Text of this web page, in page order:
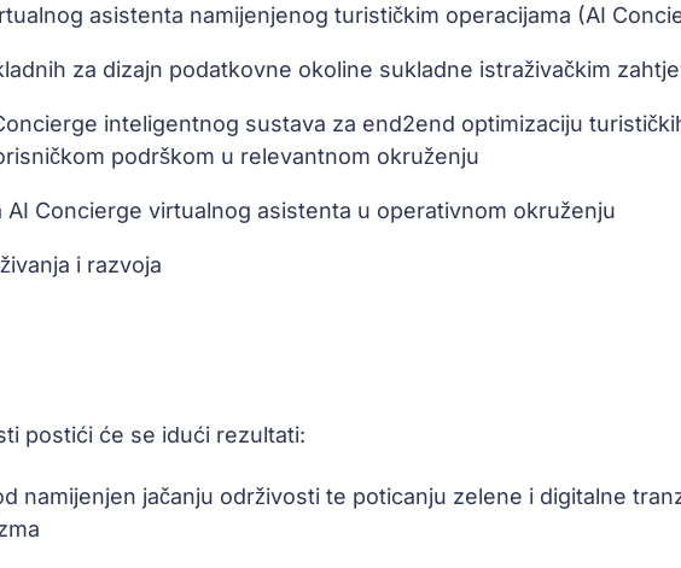
asistenta namijenjenog turističkim operacijama (AI
za dizajn podatkovne okoline sukladne istraživačkim
inteligentnog sustava za end2end optimizaciju
podrškom u relevantnom okruženju
AI Concierge virtualnog asistenta u operativnom okruženju
i razvoja
postići će se idući rezultati:
namijenjen jačanju održivosti te poticanju zelene i digitalne